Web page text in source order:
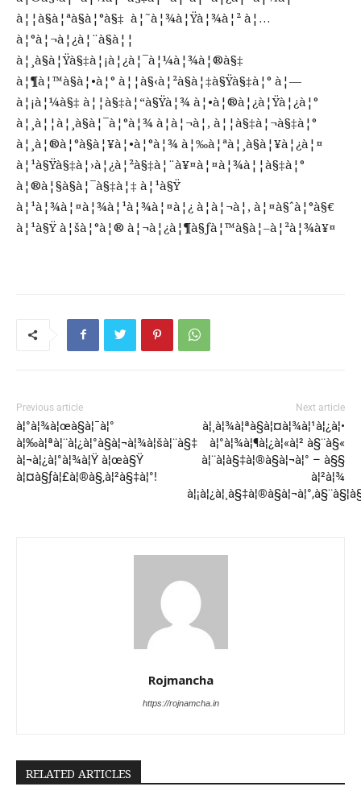
à¦¦à§à¦ªà§à¦°à§‡ à¦˜à¦¾à¦Ÿà¦¾à¦² à¦…
à¦°à¦¬à¦¿à¦¨à§à¦¦
à¦¸à§à¦Ÿà§‡à¦¡à¦¿à¦¯à¦¼à¦¾à¦®à§‡
à¦¶à¦™à§à¦•à¦° à¦¦à§‹à¦²à§à¦‡à§Ÿà§‡à¦° à¦—
à¦¡à¦¼à§‡ à¦¦à§‡à¦“à§Ÿà¦¾ à¦•à¦®à¦¿à¦Ÿà¦¿à¦°
à¦¸à¦¦à¦¸à§à¦¯à¦°à¦¾ à¦à¦¬à¦‚ à¦¦à§‡à¦¬à§‡à¦°
à¦¸à¦®à¦°à§à¦¥à¦•à¦°à¦¾ à¦‰à¦ªà¦¸à§à¦¥à¦¿à¦¤
à¦¹à§Ÿà§‡à¦›à¦¿à¦²à§‡à¦¨à¥¤à¦¤à¦¾à¦¦à§‡à¦°
à¦®à¦§à§à¦¯à§‡à¦‡ à¦¹à§Ÿ
à¦¹à¦¾à¦¤à¦¾à¦¹à¦¾à¦¤à¦¿ à¦à¦¬à¦‚ à¦¤à§ˆà¦°à§€
à¦¹à§Ÿ à¦šà¦°à¦® à¦¬à¦¿à¦¶à§ƒà¦™à§à¦–à¦²à¦¾à¥¤
Previous article
à¦°à¦¾à¦œà§à¦¯à¦°
à¦‰à¦ªà¦¨à¦¿à¦°à§à¦¬à¦¾à¦šà¦¨à§‡
à¦¬à¦¿à¦°à¦¾à¦Ÿ à¦œà§Ÿ
à¦¤à§ƒà¦£à¦®à§‚à¦²à§‡à¦°!
Next article
à¦¸à¦¾à¦ªà§à¦¤à¦¾à¦¹à¦¿à¦•
à¦°à¦¾à¦¶à¦¿à¦«à¦² à§¨à§«
à¦¨à¦­à§‡à¦®à§à¦¬à¦° – à§§
à¦²à¦¾
Rojmancha
https://rojnamcha.in
RELATED ARTICLES